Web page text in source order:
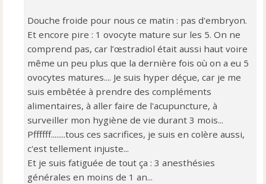
Douche froide pour nous ce matin : pas d'embryon.
Et encore pire : 1 ovocyte mature sur les 5. On ne
comprend pas, car l’œstradiol était aussi haut voire
même un peu plus que la dernière fois où on a eu 5
ovocytes matures.... Je suis hyper déçue, car je me
suis embêtée à prendre des compléments
alimentaires, à aller faire de l'acupuncture, à
surveiller mon hygiène de vie durant 3 mois...
Pffffff........tous ces sacrifices, je suis en colère aussi,
c'est tellement injuste...
Et je suis fatiguée de tout ça : 3 anesthésies
générales en moins de 1 an...